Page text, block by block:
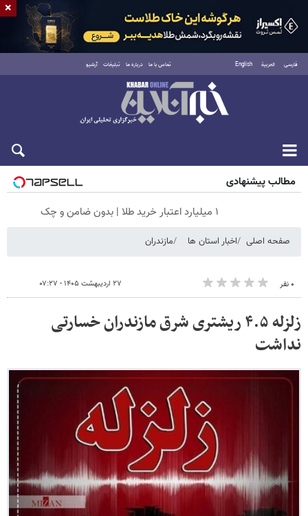
فارسی العربية English تماس با ما درباره ما تبلیغات آرشیو
پنجشنبه ۱۵ مرداد ۱۴۰۵
مطالب پیشنهادی
۱ میلیارد اعتبار خرید طلا | بدون ضامن و چک
صفحه اصلی اخبار استان ها مازندران
۰ نفر ۲۷ اردیبهشت ۱۴۰۵ - ۰۷:۲۷
زلزله ۴.۵ ریشتری شرق مازندران خسارتی
نداشت
×